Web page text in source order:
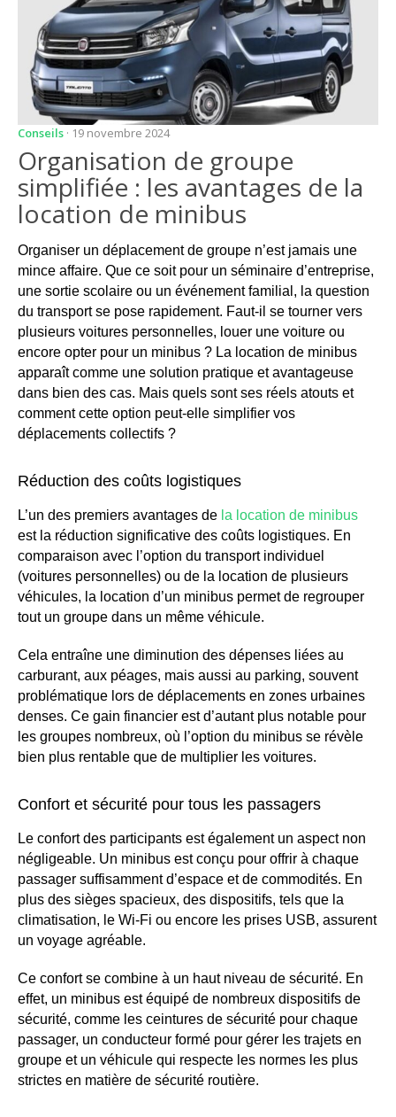
Conseils · 19 novembre 2024
Organisation de groupe
simplifiée : les avantages de la
location de minibus
Organiser un déplacement de groupe n’est jamais une
mince affaire. Que ce soit pour un séminaire d’entreprise,
une sortie scolaire ou un événement familial, la question
du transport se pose rapidement. Faut-il se tourner vers
plusieurs voitures personnelles, louer une voiture ou
encore opter pour un minibus ? La location de minibus
apparaît comme une solution pratique et avantageuse
dans bien des cas. Mais quels sont ses réels atouts et
comment cette option peut-elle simplifier vos
déplacements collectifs ?
Réduction des coûts logistiques
L’un des premiers avantages de la location de minibus
est la réduction significative des coûts logistiques. En
comparaison avec l’option du transport individuel
(voitures personnelles) ou de la location de plusieurs
véhicules, la location d’un minibus permet de regrouper
tout un groupe dans un même véhicule.
Cela entraîne une diminution des dépenses liées au
carburant, aux péages, mais aussi au parking, souvent
problématique lors de déplacements en zones urbaines
denses. Ce gain financier est d’autant plus notable pour
les groupes nombreux, où l’option du minibus se révèle
bien plus rentable que de multiplier les voitures.
Confort et sécurité pour tous les passagers
Le confort des participants est également un aspect non
négligeable. Un minibus est conçu pour offrir à chaque
passager suffisamment d’espace et de commodités. En
plus des sièges spacieux, des dispositifs, tels que la
climatisation, le Wi-Fi ou encore les prises USB, assurent
un voyage agréable.
Ce confort se combine à un haut niveau de sécurité. En
effet, un minibus est équipé de nombreux dispositifs de
sécurité, comme les ceintures de sécurité pour chaque
passager, un conducteur formé pour gérer les trajets en
groupe et un véhicule qui respecte les normes les plus
strictes en matière de sécurité routière.